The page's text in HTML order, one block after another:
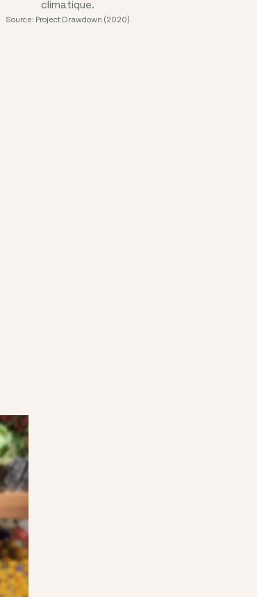
climatique.
Source: Project Drawdown (2020)